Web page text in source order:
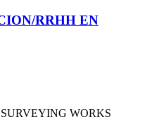
RRHH EN
WORKS